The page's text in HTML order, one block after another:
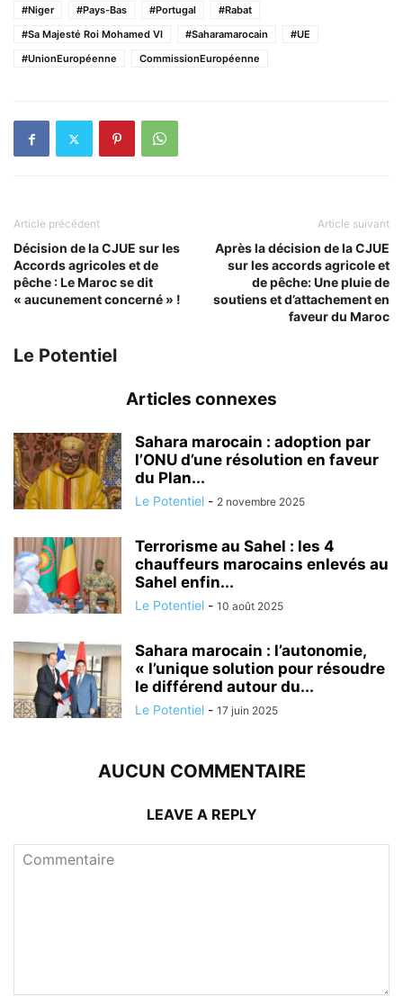
#Niger
#Pays-Bas #Portugal
#Rabat
#Sa Majesté Roi Mohamed VI
#Saharamarocain
#UE
#UnionEuropéenne
CommissionEuropéenne
Article précédent
Décision de la CJUE sur les
Accords agricoles et de
pêche : Le Maroc se dit
« aucunement concerné » !
Article suivant
Après la décision de la CJUE
sur les accords agricole et
de pêche: Une pluie de
soutiens et d’attachement en
faveur du Maroc
Le Potentiel
Articles connexes
Sahara marocain : adoption par
l’ONU d’une résolution en faveur
du Plan...
Le Potentiel - 2 novembre 2025
Terrorisme au Sahel : les 4
chauffeurs marocains enlevés au
Sahel enfin...
Le Potentiel - 10 août 2025
Sahara marocain : l’autonomie,
« l’unique solution pour résoudre
le différend autour du...
Le Potentiel - 17 juin 2025
AUCUN COMMENTAIRE
LEAVE A REPLY